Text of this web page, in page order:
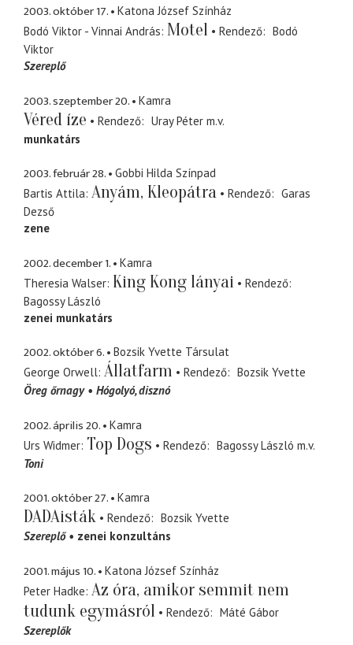
2003. október 17.
Katona József Színház
Bodó Viktor - Vinnai András Motel Rendező
Bodó
Viktor
Szereplő
2003. szeptember 20. Kamra
Véred íze Rendező Uray Péter m.v.
munkatárs
2003. február 28.
Gobbi Hilda Színpad
Bartis Attila Anyám, Kleopátra Rendező
Garas
Dezső
zene
2002. december 1.
Kamra
Theresia Walser King Kong lányai
Rendező
Bagossy László
zenei munkatárs
2002. október 6.
Bozsik Yvette Társulat
George Orwell Állatfarm Rendező
Bozsik Yvette
Öreg őrnagy
Hógolyó disznó
2002. április 20.
Kamra
Urs Widmer Top Dogs Rendező Bagossy László m.v.
Toni
2001. október 27. Kamra
DADAisták Rendező
Bozsik Yvette
Szereplő
zenei konzultáns
2001. május 10.
Katona József Színház
Peter Hadke Az óra, amikor semmit nem
tudunk egymásról
Rendező
Máté Gábor
Szereplők